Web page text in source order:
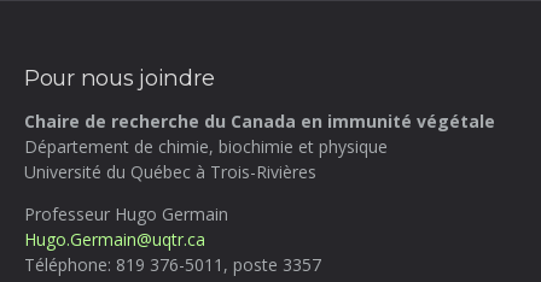
Pour nous joindre
Chaire de recherche du Canada en immunité végétale
Département de chimie, biochimie et physique
Université du Québec à Trois-Rivières
Professeur Hugo Germain
Hugo.Germain@uqtr.ca
Téléphone: 819 376-5011, poste 3357